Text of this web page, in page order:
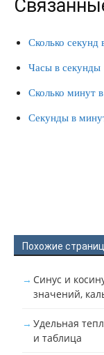
Сколько секунд
Часы в секунды
Сколько минут
Секунды в
Похожие
Синус и
значений,
Удельная
и таблица